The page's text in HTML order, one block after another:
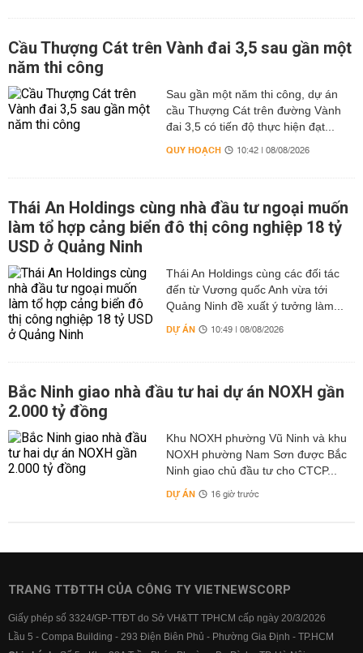
Cầu Thượng Cát trên Vành đai 3,5 sau gần một
năm thi công
Sau gần một năm thi công, dự án
cầu Thượng Cát trên đường Vành
đai 3,5 có tiến độ thực hiện đạt...
QUY HOẠCH 10:42 | 08/08/2026
Thái An Holdings cùng nhà đầu tư ngoại muốn
làm tổ hợp cảng biển đô thị công nghiệp 18 tỷ
USD ở Quảng Ninh
Thái An Holdings cùng các đối tác
đến từ Vương quốc Anh vừa tới
Quảng Ninh đề xuất ý tưởng làm...
DỰ ÁN 10:49 | 08/08/2026
Bắc Ninh giao nhà đầu tư hai dự án NOXH gần
2.000 tỷ đồng
Khu NOXH phường Vũ Ninh và khu
NOXH phường Nam Sơn được Bắc
Ninh giao chủ đầu tư cho CTCP...
DỰ ÁN 16 giờ trước
TRANG TTĐTTH CỦA CÔNG TY VIETNEWSCORP
Giấy phép số 3324/GP-TTĐT do Sở VH&TT TPHCM cấp ngày 20/3/2026
Lầu 5 - Compa Building - 293 Điện Biên Phủ - Phường Gia Định - TP.HCM